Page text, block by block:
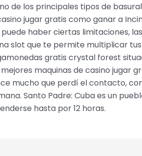
de los principales tipos de
jugar gratis como ganar a
haber ciertas limitaciones,
slot que te permite multiplicar
gratis crystal forest
maquinas de casino jugar
mucho que perdí el contacto,
Santo Padre: Cuba es un
hasta por 12 horas.